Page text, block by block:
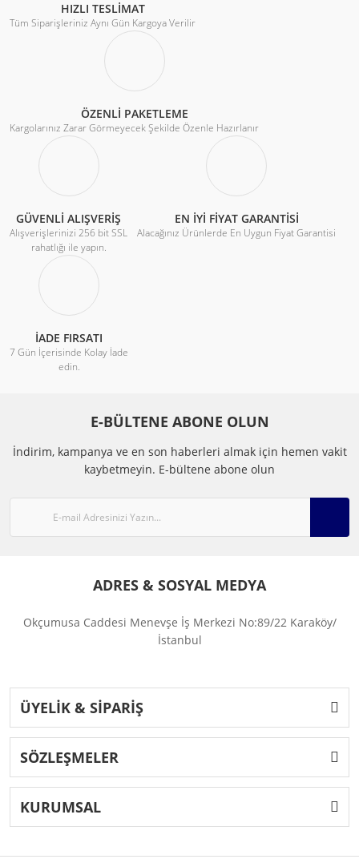
HIZLI TESLİMAT
Tüm Siparişleriniz Aynı Gün Kargoya Verilir
ÖZENLİ PAKETLEME
Kargolarınız Zarar Görmeyecek Şekilde Özenle Hazırlanır
GÜVENLİ ALIŞVERİŞ
Alışverişlerinizi 256 bit SSL
rahatlığı ile yapın.
EN İYİ FİYAT GARANTİSİ
Alacağınız Ürünlerde En Uygun Fiyat Garantisi
İADE FIRSATI
7 Gün İçerisinde Kolay İade
edin.
E-BÜLTENE ABONE OLUN
İndirim, kampanya ve en son haberleri almak için hemen vakit
kaybetmeyin. E-bültene abone olun
ADRES & SOSYAL MEDYA
Okçumusa Caddesi Menevşe İş Merkezi No:89/22 Karaköy/
İstanbul
ÜYELİK & SİPARİŞ
SÖZLEŞMELER
KURUMSAL